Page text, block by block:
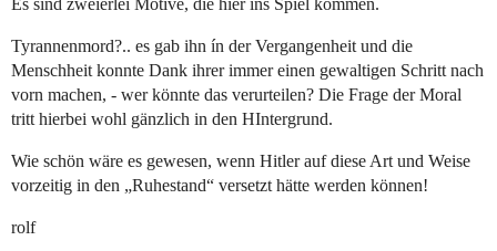
Es sind zweierlei Motive, die hier ins Spiel kommen.
Tyrannenmord?.. es gab ihn ín der Vergangenheit und die
Menschheit konnte Dank ihrer immer einen gewaltigen Schritt nach
vorn machen, - wer könnte das verurteilen? Die Frage der Moral
tritt hierbei wohl gänzlich in den HIntergrund.
Wie schön wäre es gewesen, wenn Hitler auf diese Art und Weise
vorzeitig in den „Ruhestand“ versetzt hätte werden können!
rolf